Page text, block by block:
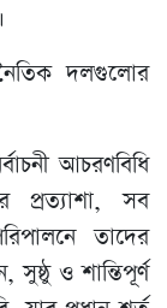
দলগুলোর
আচরণবিধি
প্রত্যাশা, সব
তাদের
সুষ্ঠু ও শান্তিপূর্ণ